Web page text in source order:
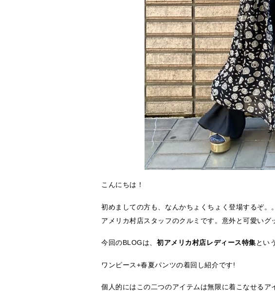
こんにちは！
初めましての方も、なんかちょくちょく登場するぞ。
アメリカ村店スタッフのクルミです。意外と可愛い
今回のBLOGは、初アメリカ村店レディース特集とい
ワンピース+春夏パンツの着回し紹介です!
個人的にはこの二つのアイテムは無限に着こなせるア